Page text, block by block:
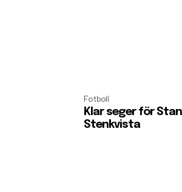
Fotboll
Klar seger för
Stenkvista